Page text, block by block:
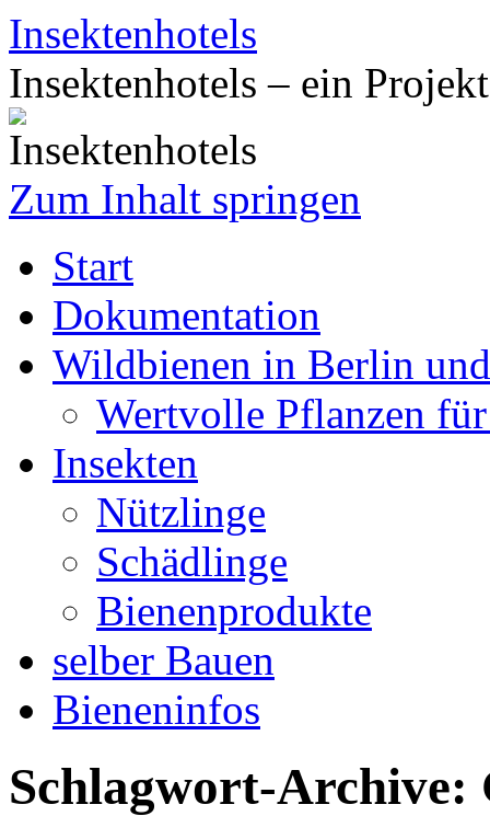
Insektenhotels
Insektenhotels – ein
Zum Inhalt springen
Start
Dokumentation
Wildbienen in Berlin
Wertvolle Pflanzen
Insekten
Nützlinge
Schädlinge
Bienenprodukte
selber Bauen
Bieneninfos
Schlagwort-Archive: